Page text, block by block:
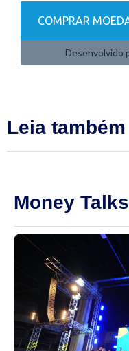
Leia também
Money Talks